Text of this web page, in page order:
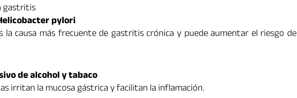
gastritis
pylori
la causa más frecuente de gastritis crónica y puede aumentar el riesgo de
de alcohol y tabaco
irritan la mucosa gástrica y facilitan la inflamación.